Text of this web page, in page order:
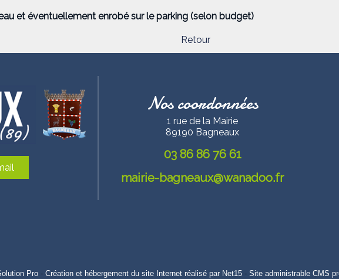
et éventuellement enrobé sur le parking (selon budget)
Retour
Nos coordonnées
1 rue de la Mairie
89190 Bagneaux
03 86 86 76 61
mairie-bagneaux@wanadoo.fr
Pro - Création et hébergement du site Internet réalisé par Net15 - Site administrable CMS